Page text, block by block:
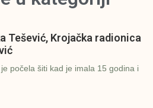
Tešević, Krojačka radionica
počela šiti kad je imala 15 godina i